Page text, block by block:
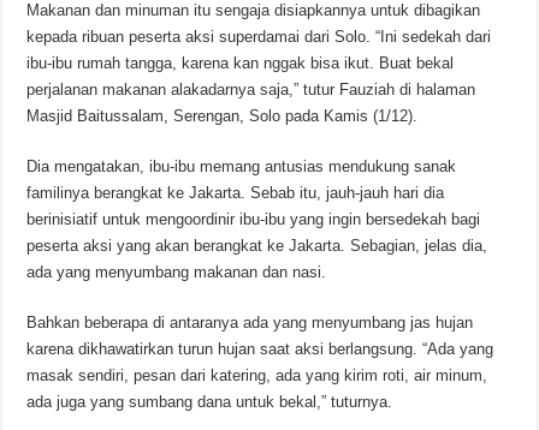
Makanan dan minuman itu sengaja disiapkannya untuk dibagikan
kepada ribuan peserta aksi superdamai dari Solo. “Ini sedekah dari
ibu-ibu rumah tangga, karena kan nggak bisa ikut. Buat bekal
perjalanan makanan alakadarnya saja,” tutur Fauziah di halaman
Masjid Baitussalam, Serengan, Solo pada Kamis (1/12).
Dia mengatakan, ibu-ibu memang antusias mendukung sanak
familinya berangkat ke Jakarta. Sebab itu, jauh-jauh hari dia
berinisiatif untuk mengoordinir ibu-ibu yang ingin bersedekah bagi
peserta aksi yang akan berangkat ke Jakarta. Sebagian, jelas dia,
ada yang menyumbang makanan dan nasi.
Bahkan beberapa di antaranya ada yang menyumbang jas hujan
karena dikhawatirkan turun hujan saat aksi berlangsung. “Ada yang
masak sendiri, pesan dari katering, ada yang kirim roti, air minum,
ada juga yang sumbang dana untuk bekal,” tuturnya.